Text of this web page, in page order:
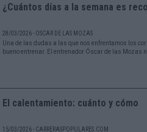
¿Cuántos días a la semana es
28/03/2026 - OSCAR DE LAS MOZAS
Una de las dudas a las que nos enfrentamos los
bueno entrenar. El entrenador Óscar de las Mozas
El calentamiento: cuánto y cómo
15/03/2026 - CARRERASPOPULARES.COM